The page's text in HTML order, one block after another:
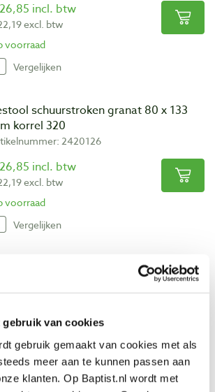
van cookies
gebruik gemaakt van cookies met als
meer aan te kunnen passen aan
klanten. Op Baptist.nl wordt met
incl. btw
excl. btw
voorraad
Vergelijken
schuurstroken granat 80 x 133
korrel 320
2420126
incl. btw
excl. btw
voorraad
Vergelijken
schuurstroken granat 80 x 133
incl. btw
excl. btw
op voorraad, mail ons voor de levertijd
Vergelijken